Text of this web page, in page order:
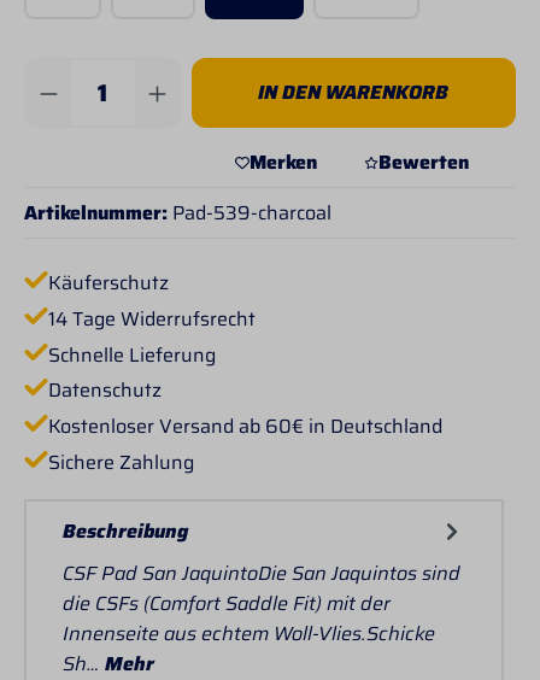
Produkt Anzahl: Gib den gewünschten
IN DEN WARENKORB
Merken
Bewerten
Artikelnummer: Pad-539-charcoal
Käuferschutz
14 Tage Widerrufsrecht
Schnelle Lieferung
Datenschutz
Kostenloser Versand ab 60€ in Deutschland
Sichere Zahlung
Beschreibung
CSF Pad San JaquintoDie San Jaquintos sind
die CSFs (Comfort Saddle Fit) mit der
Innenseite aus echtem Woll-Vlies.Schicke
Sh… Mehr